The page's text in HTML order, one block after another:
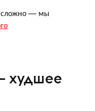
сложно — мы
худшее